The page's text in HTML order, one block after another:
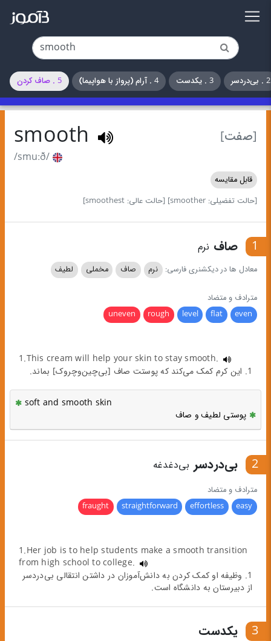
2 . بی‌دردسر 3 . یکدست 4 . آرام (پرواز با هواپیما) 5 . صاف کردن
[صفت] smooth
/smuːð/
قابل مقایسه
[حالت تفضیلی: smoother]
[حالت عالی: smoothest]
1 صاف نرم
معادل ها در دیکشنری فارسی: نرم صاف مخملی لطیف
مترادف و متضاد
even
flat
level
rough
uneven
1.This cream will help your skin to stay smooth.
1. این کرم کمک می‌کند که پوستت صاف [بی‌چین‌وچروک] بماند.
soft and smooth skin
پوستی لطیف و صاف
2 بی‌دردسر بی‌دغدغه
مترادف و متضاد
easy
effortless
straightforward
fraught
1.Her job is to help students make a smooth transition
from high school to college.
1. وظیفه او کمک کردن به دانش‌آموزان در داشتن انتقالی بی‌دردسر
از دبیرستان به دانشگاه است.
3 یکدست